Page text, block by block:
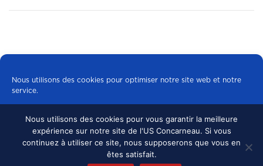
Nous utilisons des cookies pour optimiser notre site web et notre
service.
Tous les cookies
Refuser
© 2024 US CONCARNEAU, TOUS DROITS
RÉSERVÉS. MENTIONS LÉGALES •
Nous utilisons des cookies pour vous garantir la meilleure
expérience sur notre site de l'US Concarneau. Si vous
continuez à utiliser ce site, nous supposerons que vous en
êtes satisfait.